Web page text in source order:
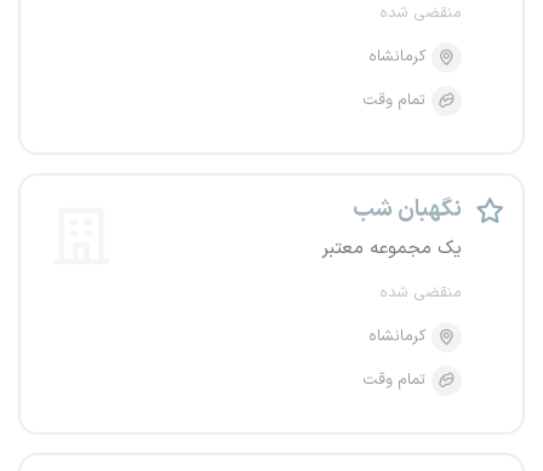
منقضی شده
کرمانشاه
تمام وقت
نگهبان شب
یک مجموعه معتبر
منقضی شده
کرمانشاه
تمام وقت